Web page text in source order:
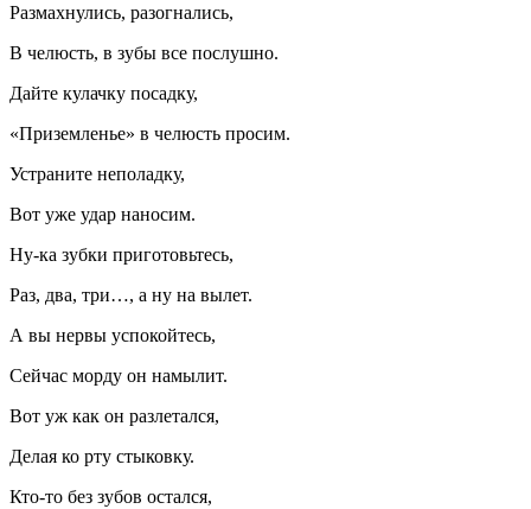
Размахнулись, разогнались,
В челюсть, в зубы все послушно.
Дайте кулачку посадку,
«Приземленье» в челюсть просим.
Устраните неполадку,
Вот уже удар наносим.
Ну-ка зубки приготовьтесь,
Раз, два, три…, а ну на вылет.
А вы нервы успокойтесь,
Сейчас морду он намылит.
Вот уж как он разлетался,
Делая ко рту стыковку.
Кто-то без зубов остался,